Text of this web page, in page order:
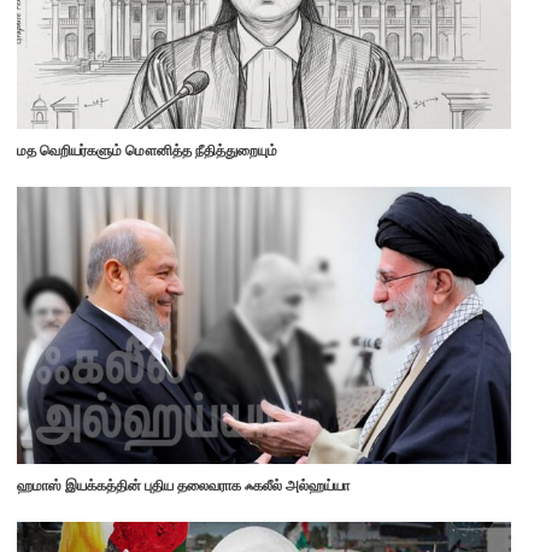
மத வெறியர்களும் மௌனித்த நீதித்துறையும்
ஹமாஸ் இயக்கத்தின் புதிய தலைவராக ஃகலீல் அல்ஹய்யா